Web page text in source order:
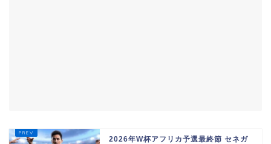
2026年W杯アフリカ予選最終節 セネガ